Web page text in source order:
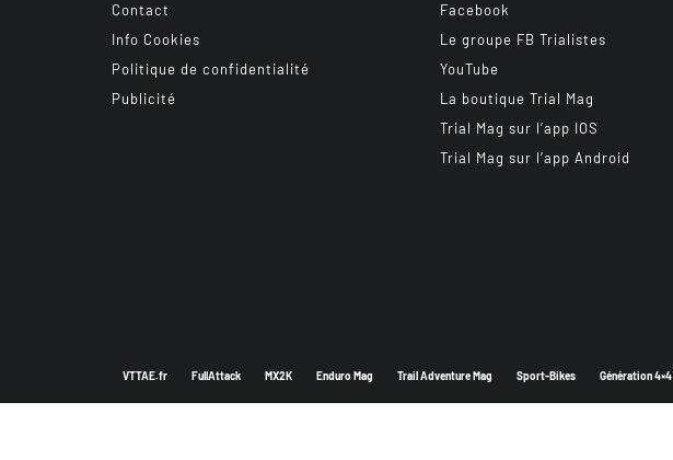
Contact
Info Cookies
Politique de confidentialité
Publicité
Facebook
Le groupe FB Trialistes
YouTube
La boutique Trial Mag
Trial Mag sur l’app IOS
Trial Mag sur l’app Android
VTTAE.fr FullAttack MX2K Enduro Mag Trail Adventure Mag Sport-Bikes Génération 4×4